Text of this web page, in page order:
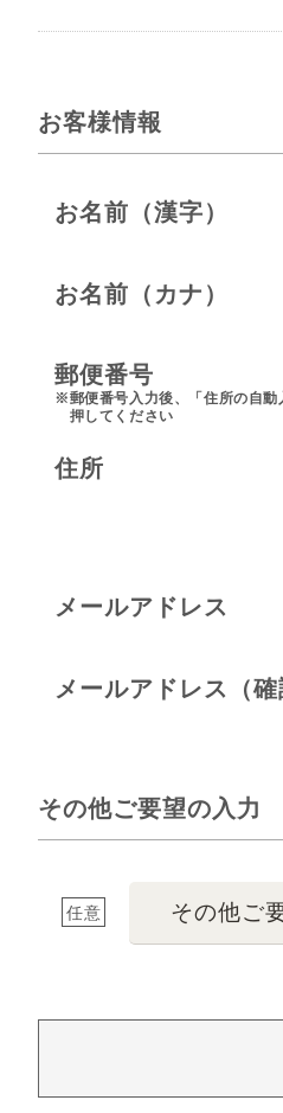
お客様情報
お名前（漢字）
お名前（カナ）
郵便番号
※郵便番号入力後、「住所の自動
押してください
住所
メールアドレス
メールアドレス（確
その他ご要望の入力
任意 その他ご